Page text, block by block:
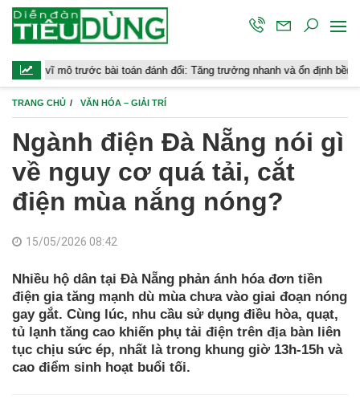
bài toán đánh đổi: Tăng trưởng nhanh và ổn định bền vững
TRANG CHỦ VĂN HÓA – GIẢI TRÍ
Ngành điện Đà Nẵng nói gì
về nguy cơ quá tải, cắt
điện mùa nắng nóng?
15/05/2026 08:42
Nhiều hộ dân tại Đà Nẵng phản ánh hóa đơn tiền
điện gia tăng mạnh dù mùa chưa vào giai đoạn nóng
gay gắt. Cùng lúc, nhu cầu sử dụng điều hòa, quạt,
tủ lạnh tăng cao khiến phụ tải điện trên địa bàn liên
tục chịu sức ép, nhất là trong khung giờ 13h-15h và
cao điểm sinh hoạt buổi tối.